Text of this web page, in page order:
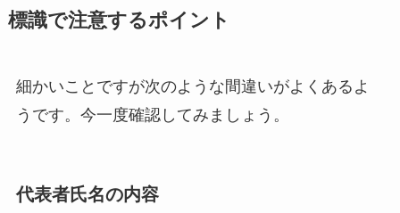
標識で注意するポイント
細かいことですが次のような間違いがよくあるよ
うです。今一度確認してみましょう。
代表者氏名の内容